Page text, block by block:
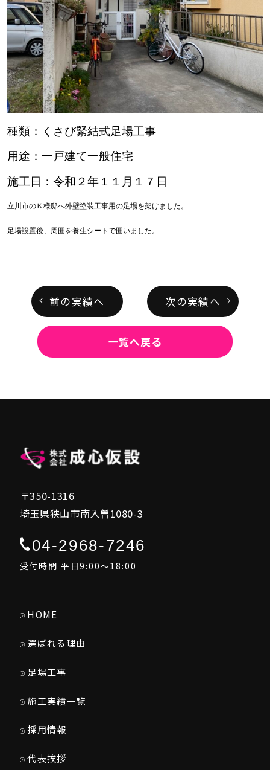
種類：くさび緊結式足場工事
用途：一戸建て一般住宅
施工日：令和２年１１月１７日
立川市のＫ様邸へ外壁塗装工事用の足場を架けました。
足場設置後、周囲を養生シートで囲いました。
前の実績へ 次の実績へ
一覧へ戻る
〒350-1316
埼玉県狭山市南入曽1080-3
04-2968-7246
受付時間 平日9:00～18:00
HOME
選ばれる理由
足場工事
施工実績一覧
採用情報
代表挨拶